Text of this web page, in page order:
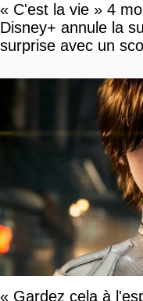
« C'est la vie » 4
Disney+ annule la
surprise avec un
« Gardez cela à